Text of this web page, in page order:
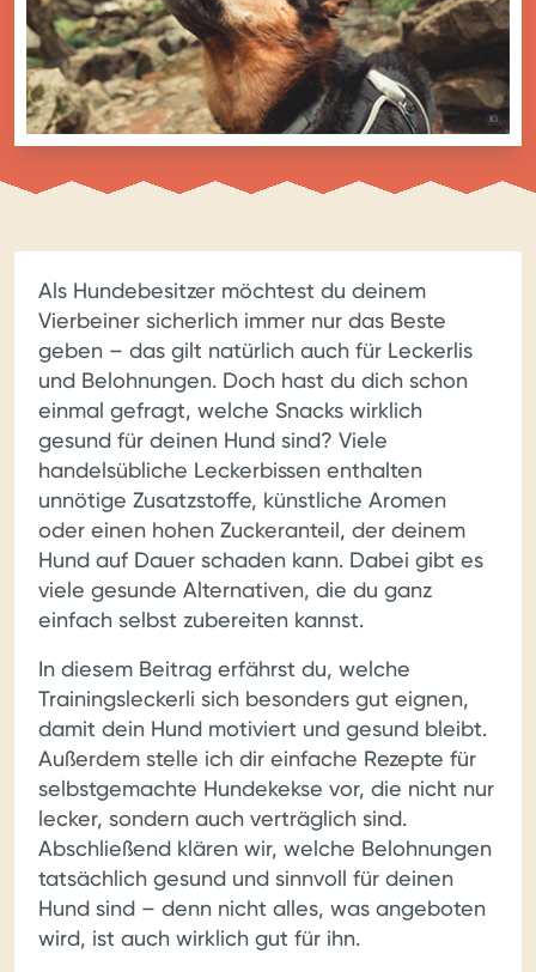
KIBILD MIT
Als Hundebesitzer möchtest du deinem
Vierbeiner sicherlich immer nur das Beste
geben – das gilt natürlich auch für Leckerlis
und Belohnungen. Doch hast du dich schon
einmal gefragt, welche Snacks wirklich
gesund für deinen Hund sind? Viele
handelsübliche Leckerbissen enthalten
unnötige Zusatzstoffe, künstliche Aromen
oder einen hohen Zuckeranteil, der deinem
Hund auf Dauer schaden kann. Dabei gibt es
viele gesunde Alternativen, die du ganz
einfach selbst zubereiten kannst.
In diesem Beitrag erfährst du, welche
Trainingsleckerli sich besonders gut eignen,
damit dein Hund motiviert und gesund bleibt.
Außerdem stelle ich dir einfache Rezepte für
selbstgemachte Hundekekse vor, die nicht nur
lecker, sondern auch verträglich sind.
Abschließend klären wir, welche Belohnungen
tatsächlich gesund und sinnvoll für deinen
Hund sind – denn nicht alles, was angeboten
wird, ist auch wirklich gut für ihn.